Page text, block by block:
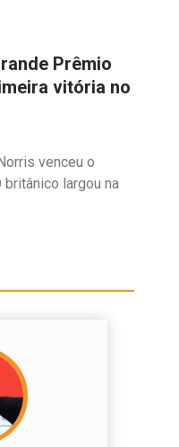
Prêmio
vitória no
venceu o
britânico largou na